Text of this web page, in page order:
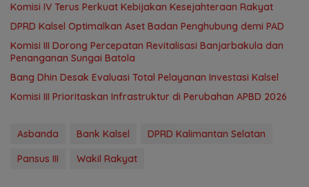
Komisi IV Terus Perkuat Kebijakan Kesejahteraan Rakyat
‎DPRD Kalsel Optimalkan Aset Badan Penghubung demi PAD
‎Komisi III Dorong Percepatan Revitalisasi Banjarbakula dan
Penanganan Sungai Batola
‎Bang Dhin Desak Evaluasi Total Pelayanan Investasi Kalsel
‎Komisi III Prioritaskan Infrastruktur di Perubahan APBD 2026
Asbanda Bank Kalsel
DPRD Kalimantan Selatan
Pansus III
Wakil Rakyat